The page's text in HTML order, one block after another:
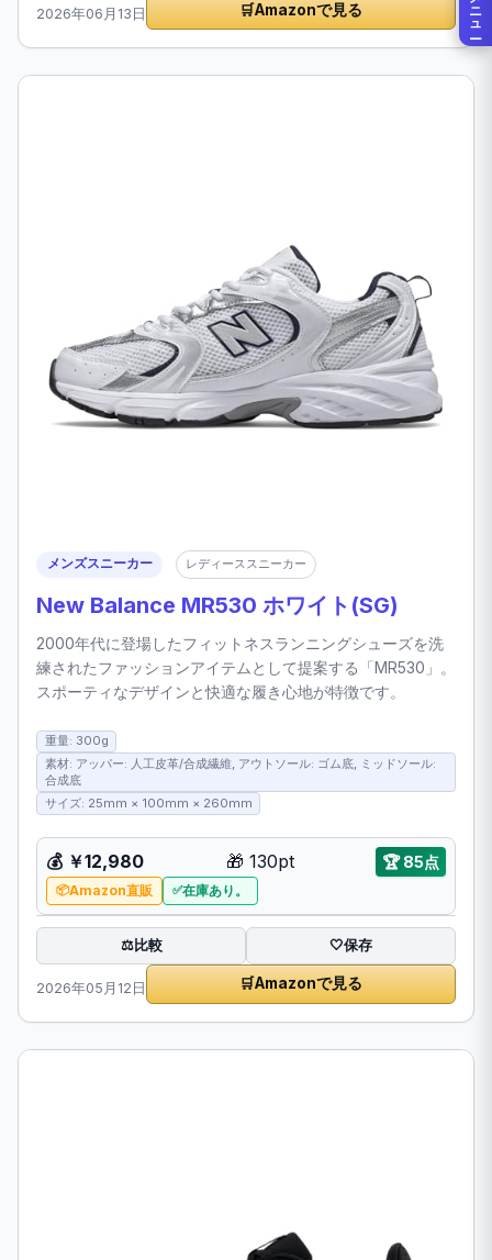
2026年06月13日 🛒Amazonで見る
メンズスニーカー レディーススニーカー
New Balance MR530 ホワイト(SG)
2000年代に登場したフィットネスランニングシューズを洗
練されたファッションアイテムとして提案する「MR530」。
スポーティなデザインと快適な履き心地が特徴です。
重量: 300g
素材: アッパー: 人工皮革/合成繊維, アウトソール: ゴム底, ミッドソール:
合成底
サイズ: 25mm × 100mm × 260mm
💰 ￥12,980 🎁 130pt 🏆 85点
Amazon直販 在庫あり。
⚖️比較 🤍保存
2026年05月12日 🛒Amazonで見る